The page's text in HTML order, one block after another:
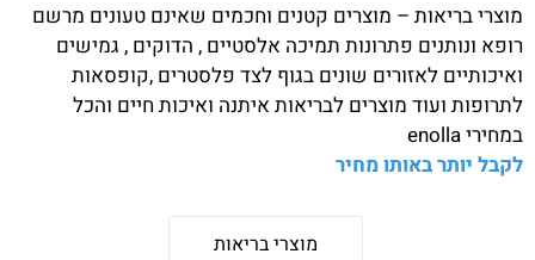
מוצרי בריאות – מוצרים קטנים וחכמים שאינם טעונים מרשם
רופא ונותנים פתרונות תמיכה אלסטיים , הדוקים , גמישים
ואיכותיים לאזורים שונים בגוף לצד פלסטרים ,קופסאות
לתרופות ועוד מוצרים לבריאות איתנה ואיכות חיים והכל
במחיריenolla
לקבל יותר באותו מחיר
מוצרי בריאות